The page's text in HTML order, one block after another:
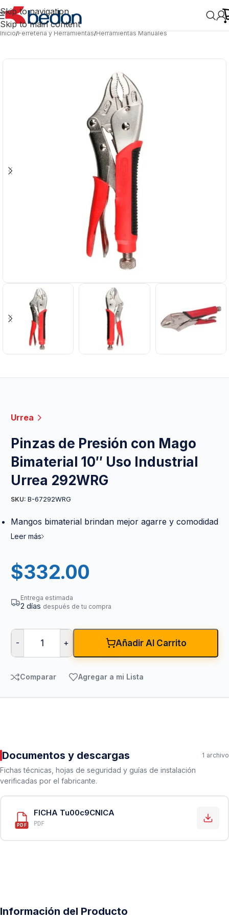
Skip to navigation
Skip to main content
Inicio/Ferretería y Herramientas/Herramientas Manuales
Urrea
Pinzas de Presión con Mago
Bimaterial 10″ Uso Industrial
Urrea 292WRG
SKU: B-67292WRG
Mangos bimaterial brindan mejor agarre y comodidad
Leer más
$332.00
Entrega estimada
2 días después de tu compra
- + Añadir Al Carrito
Comparar Agregar a mi Lista
Documentos y descargas 1 archivo
Fichas técnicas, hojas de seguridad y guías de instalación
verificadas por el fabricante.
PDF
FICHA Tu00c9CNICA
PDF
Información del Producto